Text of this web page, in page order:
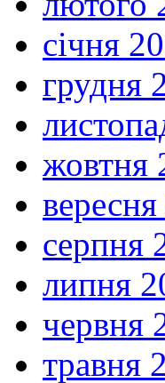
січня
грудня
жовтня
серпня
липня
червня
травня